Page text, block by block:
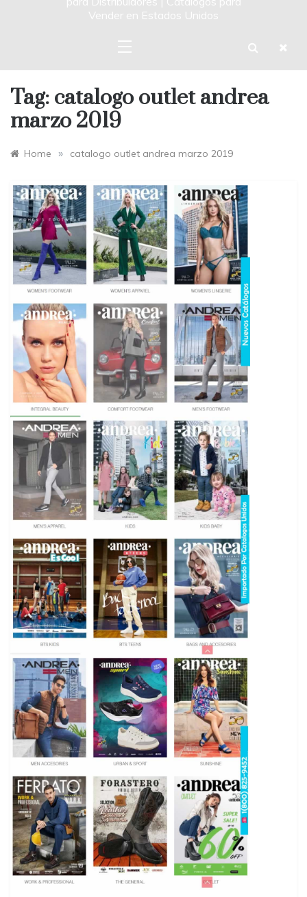
Vender en Estados Unidos
Tag: catalogo outlet andrea
marzo 2019
Home » catalogo outlet andrea marzo 2019